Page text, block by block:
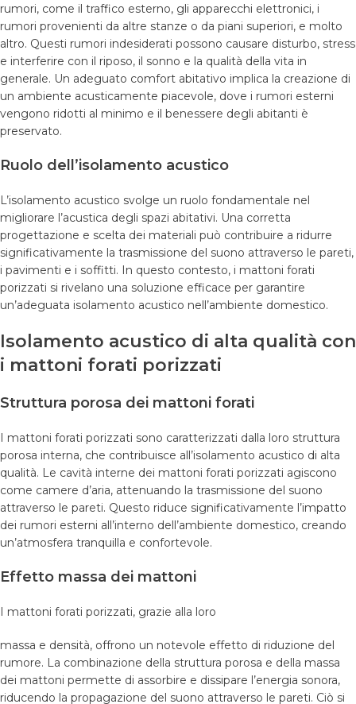
rumori, come il traffico esterno, gli apparecchi elettronici, i
rumori provenienti da altre stanze o da piani superiori, e molto
altro. Questi rumori indesiderati possono causare disturbo, stress
e interferire con il riposo, il sonno e la qualità della vita in
generale. Un adeguato comfort abitativo implica la creazione di
un ambiente acusticamente piacevole, dove i rumori esterni
vengono ridotti al minimo e il benessere degli abitanti è
preservato.
Ruolo dell’isolamento acustico
L’isolamento acustico svolge un ruolo fondamentale nel
migliorare l’acustica degli spazi abitativi. Una corretta
progettazione e scelta dei materiali può contribuire a ridurre
significativamente la trasmissione del suono attraverso le pareti,
i pavimenti e i soffitti. In questo contesto, i mattoni forati
porizzati si rivelano una soluzione efficace per garantire
un’adeguata isolamento acustico nell’ambiente domestico.
Isolamento acustico di alta qualità con
i mattoni forati porizzati
Struttura porosa dei mattoni forati
I mattoni forati porizzati sono caratterizzati dalla loro struttura
porosa interna, che contribuisce all’isolamento acustico di alta
qualità. Le cavità interne dei mattoni forati porizzati agiscono
come camere d’aria, attenuando la trasmissione del suono
attraverso le pareti. Questo riduce significativamente l’impatto
dei rumori esterni all’interno dell’ambiente domestico, creando
un’atmosfera tranquilla e confortevole.
Effetto massa dei mattoni
I mattoni forati porizzati, grazie alla loro
massa e densità, offrono un notevole effetto di riduzione del
rumore. La combinazione della struttura porosa e della massa
dei mattoni permette di assorbire e dissipare l’energia sonora,
riducendo la propagazione del suono attraverso le pareti. Ciò si